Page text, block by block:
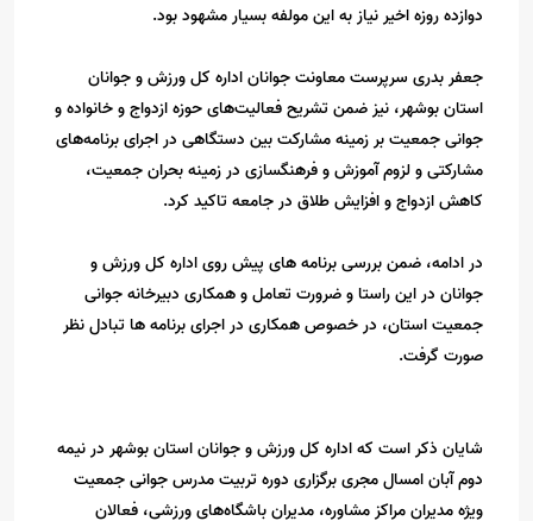
دوازده روزه اخیر نیاز به این مولفه بسیار مشهود بود.
جعفر بدری سرپرست معاونت جوانان اداره کل ورزش و جوانان
استان بوشهر، نیز ضمن تشریح فعالیت‌های حوزه ازدواج و خانواده و
جوانی جمعیت بر زمینه مشارکت بین دستگاهی در اجرای برنامه‌های
مشارکتی و لزوم آموزش و فرهنگسازی در زمینه بحران جمعیت،
کاهش ازدواج و افزایش طلاق در جامعه تاکید کرد.
در ادامه، ضمن بررسی برنامه های پیش روی اداره کل ورزش و
جوانان در این راستا و ضرورت تعامل و همکاری دبیرخانه جوانی
جمعیت استان، در خصوص همکاری در اجرای برنامه ها تبادل نظر
صورت گرفت.
شایان ذکر است که اداره کل ورزش و جوانان استان بوشهر در نیمه
دوم آبان امسال مجری برگزاری دوره تربیت مدرس جوانی جمعیت
ویژه مدیران مراکز مشاوره، مدیران باشگاه‌های ورزشی، فعالان